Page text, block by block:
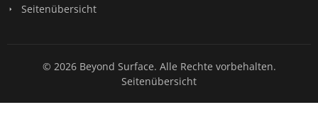
Seitenübersicht
© 2026 Beyond Surface. Alle Rechte vorbehalten.
Seitenübersicht